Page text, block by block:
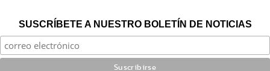
SUSCRÍBETE A NUESTRO BOLETÍN DE NOTICIAS